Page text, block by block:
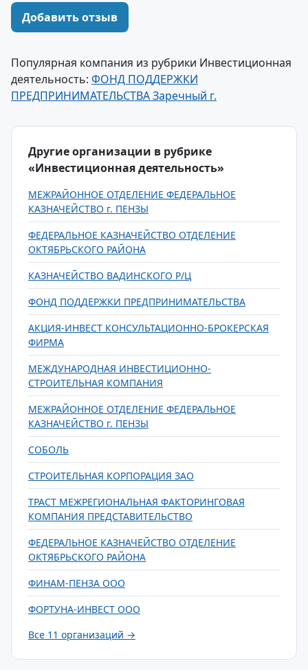
Добавить отзыв
Популярная компания из рубрики Инвестиционная
деятельность: ФОНД ПОДДЕРЖКИ
ПРЕДПРИНИМАТЕЛЬСТВА Заречный г.
Другие организации в рубрике
«Инвестиционная деятельность»
МЕЖРАЙОННОЕ ОТДЕЛЕНИЕ ФЕДЕРАЛЬНОЕ
КАЗНАЧЕЙСТВО г. ПЕНЗЫ
ФЕДЕРАЛЬНОЕ КАЗНАЧЕЙСТВО ОТДЕЛЕНИЕ
ОКТЯБРЬСКОГО РАЙОНА
КАЗНАЧЕЙСТВО ВАДИНСКОГО Р/Ц
ФОНД ПОДДЕРЖКИ ПРЕДПРИНИМАТЕЛЬСТВА
АКЦИЯ-ИНВЕСТ КОНСУЛЬТАЦИОННО-БРОКЕРСКАЯ
ФИРМА
МЕЖДУНАРОДНАЯ ИНВЕСТИЦИОННО-
СТРОИТЕЛЬНАЯ КОМПАНИЯ
МЕЖРАЙОННОЕ ОТДЕЛЕНИЕ ФЕДЕРАЛЬНОЕ
КАЗНАЧЕЙСТВО г. ПЕНЗЫ
СОБОЛЬ
СТРОИТЕЛЬНАЯ КОРПОРАЦИЯ ЗАО
ТРАСТ МЕЖРЕГИОНАЛЬНАЯ ФАКТОРИНГОВАЯ
КОМПАНИЯ ПРЕДСТАВИТЕЛЬСТВО
ФЕДЕРАЛЬНОЕ КАЗНАЧЕЙСТВО ОТДЕЛЕНИЕ
ОКТЯБРЬСКОГО РАЙОНА
ФИНАМ-ПЕНЗА ООО
ФОРТУНА-ИНВЕСТ ООО
Все 11 организаций →